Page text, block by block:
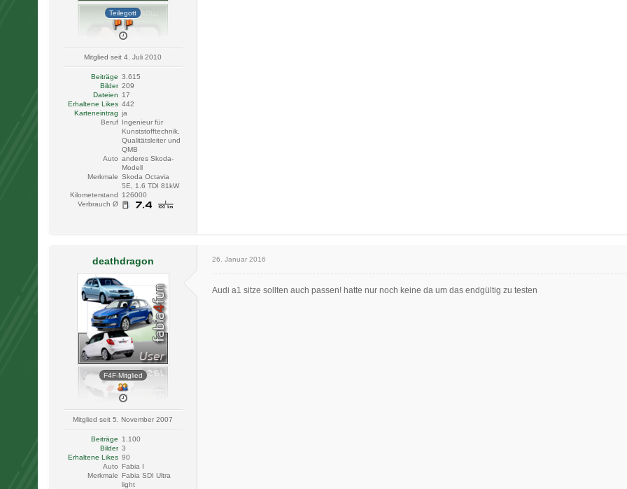
Teilegott
Mitglied seit 4. Juli 2010
Beiträge 3.615
Bilder 209
Dateien
17
Erhaltene Likes 442
Karteneintrag ja
Beruf Ingenieur für
Kunststofftechnik,
Qualitätsleiter und
QMB
Auto anderes Skoda-
Modell
Merkmale Skoda Octavia
5E, 1.6 TDI 81kW
Kilometerstand
126000
Verbrauch Ø
deathdragon
F4F-Mitglied
Mitglied seit 5. November 2007
Beiträge
1.100
Bilder 3
Erhaltene Likes 90
Auto Fabia I
Merkmale Fabia SDI Ultra
light
26. Januar 2016
Audi a1 sitze sollten auch passen! hatte nur noch keine da um das endgültig zu testen